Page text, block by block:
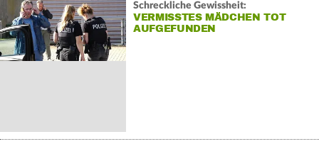
Schreckliche Gewissheit:
VERMISSTES MÄDCHEN TOT
AUFGEFUNDEN